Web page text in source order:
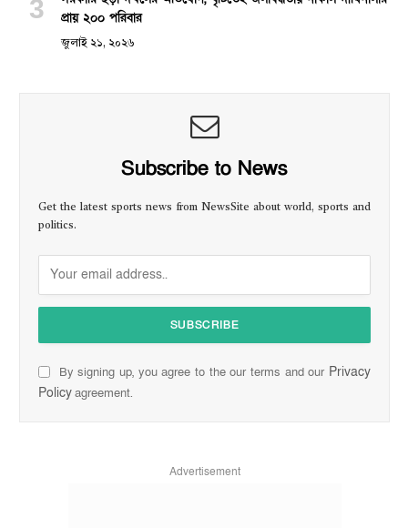
প্রায় ২০০ পরিবার
জুলাই ২১, ২০২৬
Subscribe to News
Get the latest sports news from NewsSite about world, sports and
politics.
By signing up, you agree to the our terms and our Privacy
Policyagreement.
Advertisement